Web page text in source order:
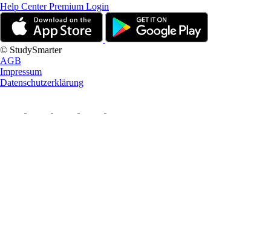
Help CenterPremium Login
© StudySmarter
AGB
Impressum
Datenschutzerklärung